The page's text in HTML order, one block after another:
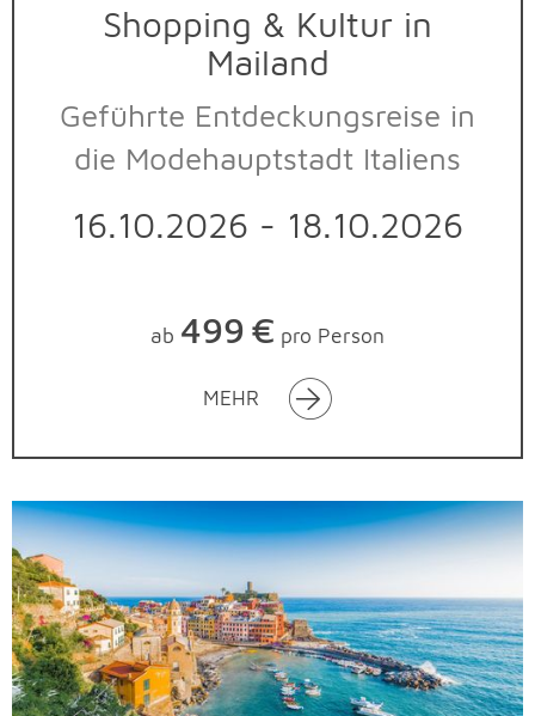
Shopping & Kultur in
Mailand
Geführte Entdeckungsreise in
die Modehauptstadt Italiens
16.10.2026 - 18.10.2026
ab 499 € pro Person
MEHR